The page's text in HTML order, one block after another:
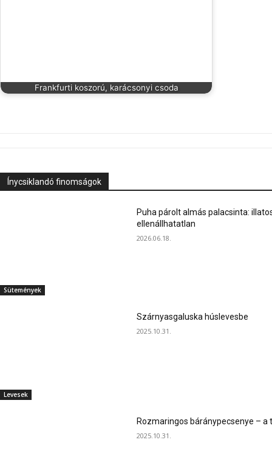
Frankfurti koszorú, karácsonyi csoda
Ínycsiklandó finomságok
Sütemények
Puha párolt almás palacsinta:
ellenállhatatlan
2026.06.18.
Levesek
Szárnyasgaluska húslevesbe
2025.10.31.
Rozmaringos báránypecsenye – a
2025.10.31.